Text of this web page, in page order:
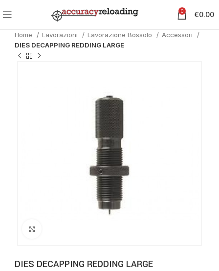
0 €0.00
Home Lavorazioni Lavorazione Bossolo
Accessori
DIES DECAPPING REDDING LARGE
DIES DECAPPING REDDING LARGE